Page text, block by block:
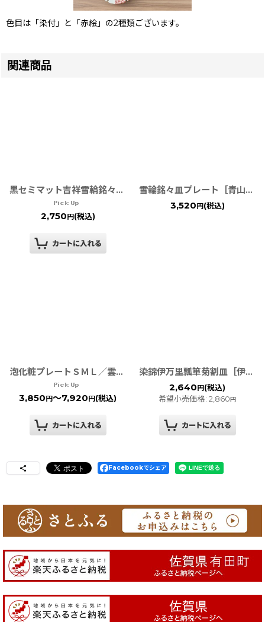
色目は「染付」と「赤絵」の2種類ございます。
関連商品
黒セミマット吉祥雪輪銘々皿 ［有田焼 オリジナル］黒セミマット吉祥雪輪銘々皿
2,750 円(税込)
雪輪銘々皿プレート［青山窯］TWFテーブルウェアフェスティバル
3,520 円(税込)
泡化粧プレートＳＭＬ／雲母金彩・銀彩・黒彩 TWFテーブルウェアフェスティバル
3,850 円～7,920 円 (税込)
染錦伊万里瓢箪菊割皿［伊万里焼 徳七窯］
2,640 円 (税込)
希望小売価格: 2,860円
Facebookでシェア